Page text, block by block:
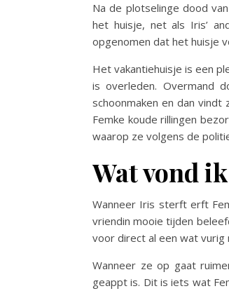
Na de plotselinge dood
het huisje, net als Iris’
opgenomen dat het huisje
Het vakantiehuisje is een
is overleden. Overmand
schoonmaken en dan
Femke koude rillingen
waarop ze volgens de
Wat vond
Wanneer Iris sterft erft
vriendin mooie tijden
voor direct al een wat vurig
Wanneer ze op gaat
geappt is. Dit is iets wat